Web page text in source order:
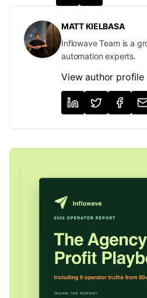
MATT KIELBASA
Inflowave Team is a
automation experts.
View author